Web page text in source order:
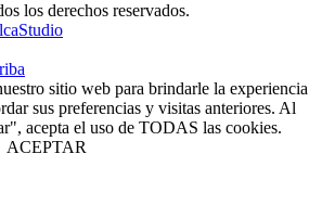
los derechos reservados.
sitio web para brindarle la experiencia
sus preferencias y visitas anteriores. Al
acepta el uso de TODAS las cookies.
ACEPTAR